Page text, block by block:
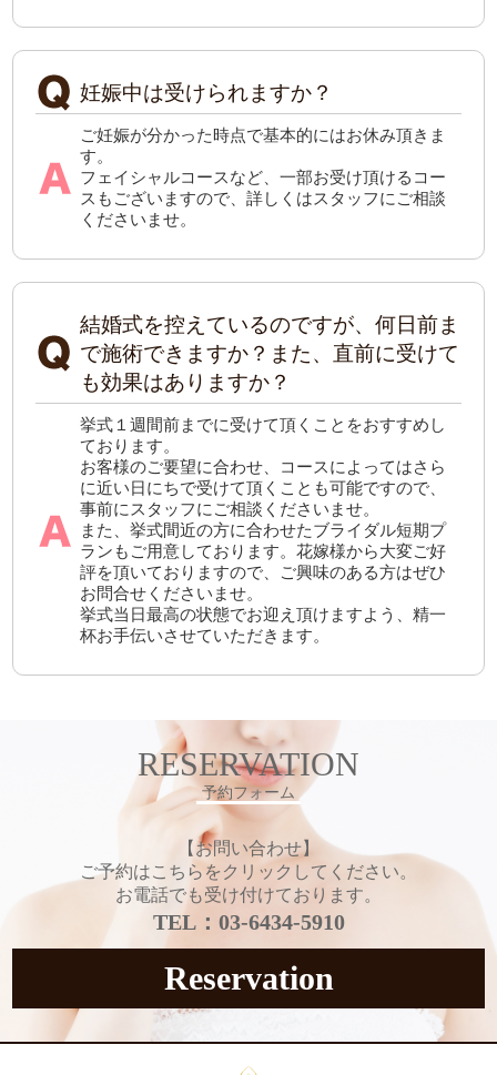
妊娠中は受けられますか？
ご妊娠が分かった時点で基本的にはお休み頂きま
す。
フェイシャルコースなど、一部お受け頂けるコー
スもございますので、詳しくはスタッフにご相談
くださいませ。
結婚式を控えているのですが、何日前ま
で施術できますか？また、直前に受けて
も効果はありますか？
挙式１週間前までに受けて頂くことをおすすめし
ております。
お客様のご要望に合わせ、コースによってはさら
に近い日にちで受けて頂くことも可能ですので、
事前にスタッフにご相談くださいませ。
また、挙式間近の方に合わせたブライダル短期プ
ランもご用意しております。花嫁様から大変ご好
評を頂いておりますので、ご興味のある方はぜひ
お問合せくださいませ。
挙式当日最高の状態でお迎え頂けますよう、精一
杯お手伝いさせていただきます。
RESERVATION
予約フォーム
【お問い合わせ】
ご予約はこちらをクリックしてください。
お電話でも受け付けております。
TEL：03-6434-5910
Reservation